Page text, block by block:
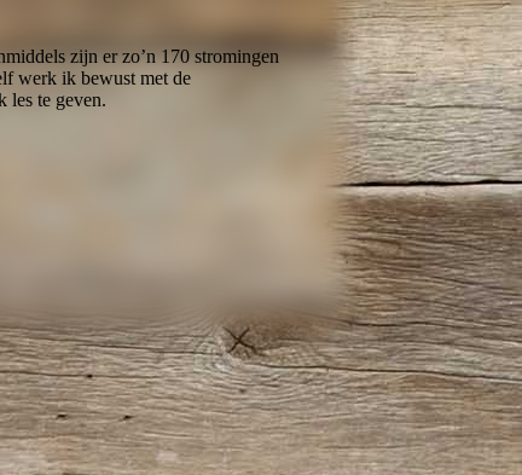
zijn er zo’n 170 stromingen
werk ik bewust met de
les te geven.